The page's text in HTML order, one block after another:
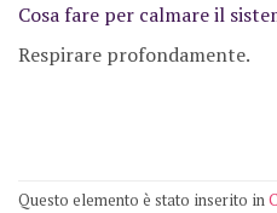
Cosa fare per calmare il
Respirare profondamente.
Questo elemento è stato inserito in